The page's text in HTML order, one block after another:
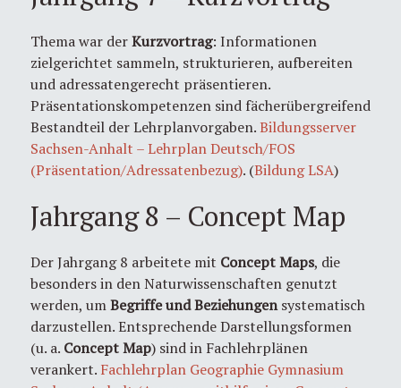
Thema war derKurzvortrag: Informationen
zielgerichtet sammeln, strukturieren, aufbereiten
und adressatengerecht präsentieren.
Präsentationskompetenzen sind fächerübergreifend
Bestandteil der Lehrplanvorgaben.Bildungsserver
Sachsen-Anhalt – Lehrplan Deutsch/FOS
(Präsentation/Adressatenbezug). (Bildung LSA)
Jahrgang 8 – Concept Map
Der Jahrgang 8 arbeitete mit Concept Maps, die
besonders in den Naturwissenschaften genutzt
werden, umBegriffe und Beziehungensystematisch
darzustellen. Entsprechende Darstellungsformen
(u. a. Concept Map) sind in Fachlehrplänen
verankert. Fachlehrplan Geographie Gymnasium